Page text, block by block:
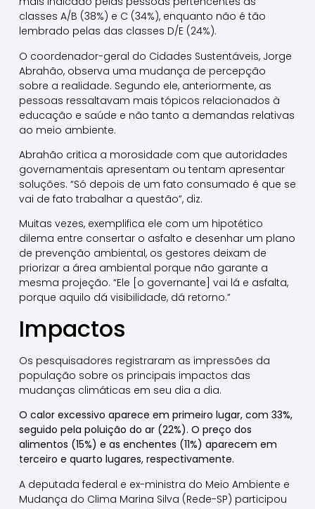
classes A/B (38%) e C (34%), enquanto não é tão
lembrado pelas das classes D/E (24%).
O coordenador-geral do Cidades Sustentáveis, Jorge
Abrahão, observa uma mudança de percepção
sobre a realidade. Segundo ele, anteriormente, as
pessoas ressaltavam mais tópicos relacionados à
educação e saúde e não tanto a demandas relativas
ao meio ambiente.
Abrahão critica a morosidade com que autoridades
governamentais apresentam ou tentam apresentar
soluções. “Só depois de um fato consumado é que se
vai de fato trabalhar a questão”, diz.
Muitas vezes, exemplifica ele com um hipotético
dilema entre consertar o asfalto e desenhar um plano
de prevenção ambiental, os gestores deixam de
priorizar a área ambiental porque não garante a
mesma projeção. “Ele [o governante] vai lá e asfalta,
porque aquilo dá visibilidade, dá retorno.”
Impactos
Os pesquisadores registraram as impressões da
população sobre os principais impactos das
mudanças climáticas em seu dia a dia.
O calor excessivo aparece em primeiro lugar, com 33%,
seguido pela poluição do ar (22%). O preço dos
alimentos (15%) e as enchentes (11%) aparecem em
terceiro e quarto lugares, respectivamente.
A deputada federal e ex-ministra do Meio Ambiente e
Mudança do Clima Marina Silva (Rede-SP) participou